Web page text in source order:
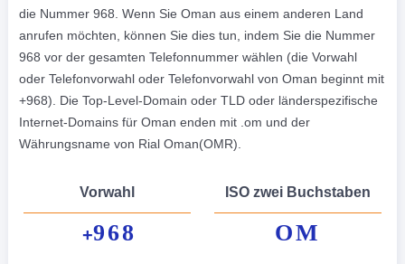
die Nummer 968. Wenn Sie Oman aus einem anderen Land
anrufen möchten, können Sie dies tun, indem Sie die Nummer
968 vor der gesamten Telefonnummer wählen (die Vorwahl
oder Telefonvorwahl oder Telefonvorwahl von Oman beginnt mit
+968). Die Top-Level-Domain oder TLD oder länderspezifische
Internet-Domains für Oman enden mit .om und der
Währungsname von Rial Oman(OMR).
Vorwahl
+968
ISO zwei Buchstaben
OM